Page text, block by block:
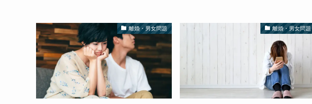
離婚・男女問題 離婚・男女問題